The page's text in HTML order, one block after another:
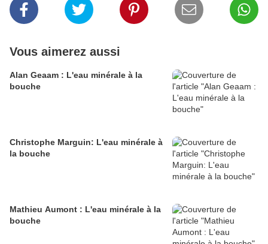
Vous aimerez aussi
Alan Geaam : L'eau minérale à la
bouche
Christophe Marguin: L'eau minérale à
la bouche
Mathieu Aumont : L'eau minérale à la
bouche